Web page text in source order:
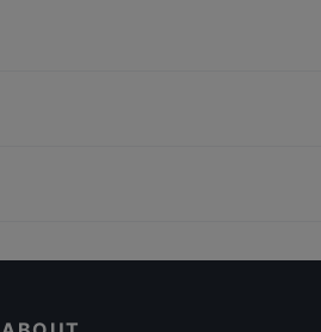
在 新加坡 的 週日營業餐廳